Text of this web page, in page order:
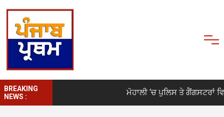
BREAKING
NEWS :
ਮੋਹਾਲੀ ‘ਚ ਪੁਲਿਸ ਤੇ ਗੈਂਗਸਟਰਾਂ